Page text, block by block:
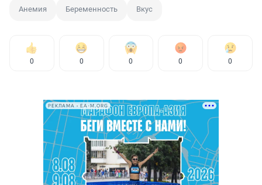
Анемия Беременность Вкус
0 0 0 0 0
РЕКЛАМА • EA-M.ORG